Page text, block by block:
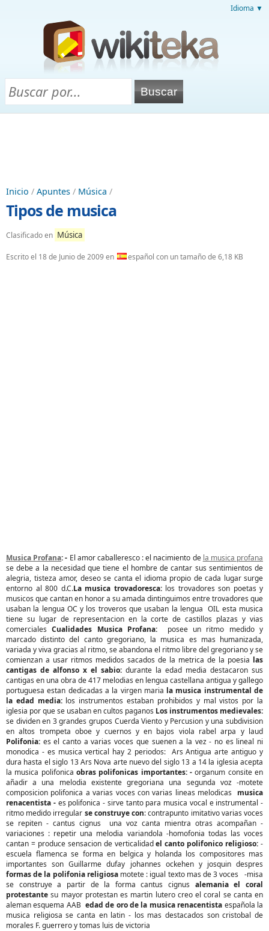
Idioma ▼
Inicio / Apuntes / Música /
Tipos de musica
Clasificado en Música
Escrito el 18 de Junio de 2009en español con un tamaño de 6,18 KB
Musica Profana: - El amor caballeresco : el nacimiento de la musica profana
se debe a la necesidad que tiene el hombre de cantar sus sentimientos de
alegria, tisteza amor, deseo se canta el idioma propio de cada lugar surge
entorno al 800 d.C.La musica trovadoresca:los trovadores son poetas y
musicos que cantan en honor a su amada dintinguimos entre trovadores que
usaban la lengua OC y los troveros que usaban la lengua OIL esta musica
tiene su lugar de representacion en la corte de castillos plazas y vias
comercialesCualidades Musica Profana: posee un ritmo medido y
marcado distinto del canto gregoriano, la musica es mas humanizada,
variada y viva gracias al ritmo, se abandona el ritmo libre del gregoriano y se
comienzan a usar ritmos medidos sacados de la metrica de la poesia las
cantigas de alfonso x el sabio: durante la edad media destacaron sus
cantigas en una obra de 417 melodias en lengua castellana antigua y gallego
portuguesa estan dedicadas a la virgen maria la musica instrumental de
la edad media: los instrumentos estaban prohibidos y mal vistos por la
iglesia por que se usaban en cultos paganos Los instrumentos medievales:
se dividen en 3 grandes grupos Cuerda Viento y Percusion y una subdivision
en altos trompeta oboe y cuernos y en bajos viola rabel arpa y laud
Polifonia: es el canto a varias voces que suenen a la vez - no es lineal ni
monodica - es musica vertical hay 2 periodos: Ars Antigua arte antiguo y
dura hasta el siglo 13 Ars Nova arte nuevo del siglo 13 a 14 la iglesia acepta
la musica polifonica obras polifonicas importantes: -organum consite en
añadir a una melodia existente gregoriana una segunda voz -motete
composicion polifonica a varias voces con varias lineas melodicas musica
renacentista -es polifonica - sirve tanto para musica vocal e instrumental -
ritmo medido irregular se construye con: contrapunto imitativo varias voces
se repiten - cantus cignus una voz canta mientra otras acompañan -
variaciones : repetir una melodia variandola -homofonia todas las voces
cantan = produce sensacion de verticalidadel canto polifonico religioso: -
escuela flamenca se forma en belgica y holanda los compositores mas
importantes son Guillarme dufay johannes ockehen y josquin despres
formas de la polifonia religiosamotete : igual texto mas de 3 voces -misa
se construye a partir de la forma cantus cignus alemania el coral
protestante su mayor protestan es martin lutero creo el coral se canta en
aleman esquema AAB edad de oro de la musica renacentista española la
musica religiosa se canta en latin - los mas destacados son cristobal de
morales F. guerrero y tomas luis de victoria